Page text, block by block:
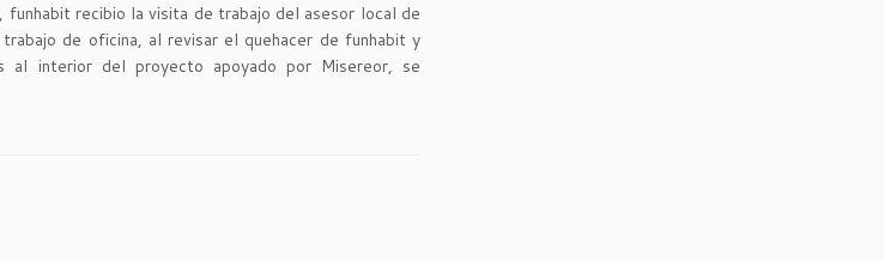
recibio la visita de trabajo del asesor local de
de oficina, al revisar el quehacer de funhabit y
al interior del proyecto apoyado por Misereor, se